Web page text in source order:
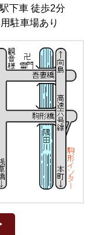
下車 徒歩2分
駐車場あり